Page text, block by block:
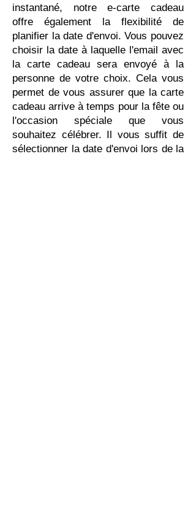
instantané, notre e-carte cadeau
offre également la flexibilité de
planifier la date d'envoi. Vous pouvez
choisir la date à laquelle l'email avec
la carte cadeau sera envoyé à la
personne de votre choix. Cela vous
permet de vous assurer que la carte
cadeau arrive à temps pour la fête ou
l'occasion spéciale que vous
souhaitez célébrer. Il vous suffit de
sélectionner la date d'envoi lors de la